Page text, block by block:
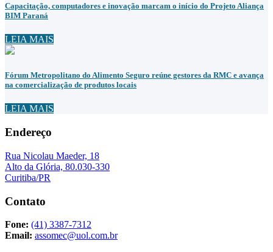
Capacitação, computadores e inovação marcam o início do Projeto Aliança
BIM Paraná
LEIA MAIS
Fórum Metropolitano do Alimento Seguro reúne gestores da RMC e avança
na comercialização de produtos locais
LEIA MAIS
Endereço
Rua Nicolau Maeder, 18
Alto da Glória, 80.030-330
Curitiba/PR
Contato
Fone: (41) 3387-7312
Email: assomec@uol.com.br